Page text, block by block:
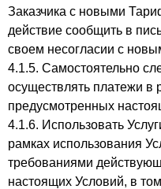
Заказчика с новыми
действие сообщить в
своем несогласии с
4.1.5. Самостоятельно
осуществлять платежи в
предусмотренных
4.1.6. Использовать
рамках использования
требованиями
настоящих Условий, в